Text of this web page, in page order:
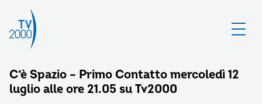
C’è Spazio – Primo Contatto mercoledì 12
luglio alle ore 21.05 su Tv2000